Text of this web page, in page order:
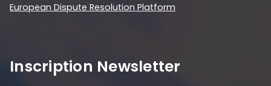
European Dispute Resolution Platform
Inscription Newsletter